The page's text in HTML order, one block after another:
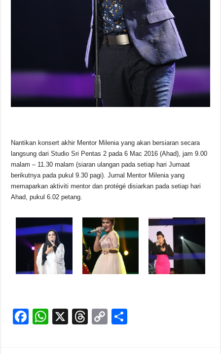
Nantikan konsert akhir Mentor Milenia yang akan bersiaran secara
langsung dari Studio Sri Pentas 2 pada 6 Mac 2016 (Ahad), jam 9.00
malam – 11.30 malam (siaran ulangan pada setiap hari Jumaat
berikutnya pada pukul 9.30 pagi). Jurnal Mentor Milenia yang
memaparkan aktiviti mentor dan protégé disiarkan pada setiap hari
Ahad, pukul 6.02 petang.
F
W
X
T
C